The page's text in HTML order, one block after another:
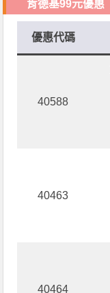
肯德基99元優惠
優惠代碼
40588
40463
40464